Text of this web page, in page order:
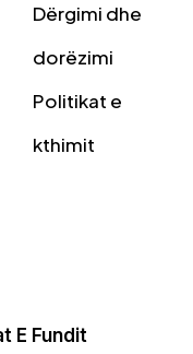
Dërgimi dhe
dorëzimi
Politikat e
kthimit
E Fundit